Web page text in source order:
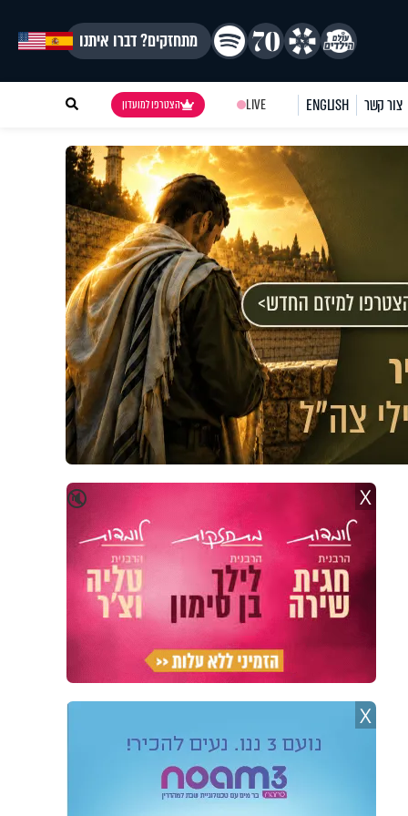
מתחזקים? דברו איתנו
צור קשר ENGLISH
LIVE הצטרפו למועדון
🔇 X
X